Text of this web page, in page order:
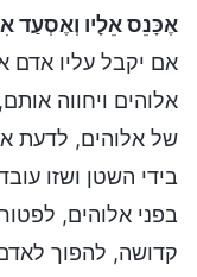
אֶכָּנֵס אֵלָיו וְאֶסְעַד
אם יקבל עליו אדם
אלוהים ויחווה
של אלוהים, לדעת
בידי השטן ושזו
בפני אלוהים,
קדושה, להפוך